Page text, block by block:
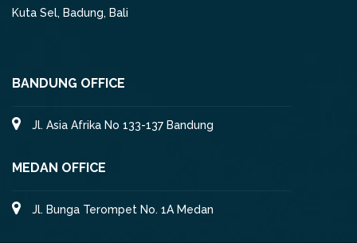
Kuta Sel, Badung, Bali
BANDUNG OFFICE
Jl. Asia Afrika No 133-137 Bandung
MEDAN OFFICE
Jl. Bunga Terompet No. 1A Medan